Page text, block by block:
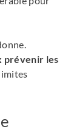
prévenir les